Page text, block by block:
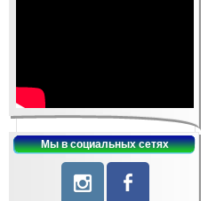
Мы в социальных сетях